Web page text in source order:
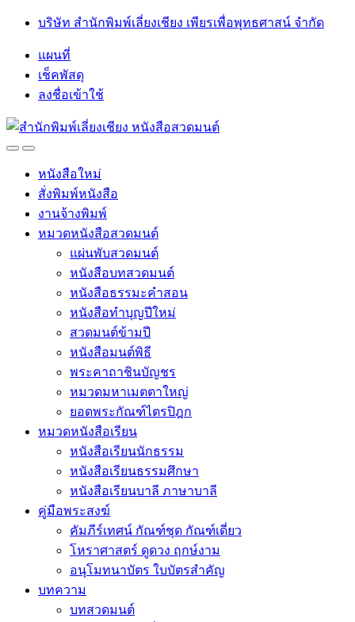
Skip
navigation
Skip
บริษัท สำนักพิมพ์เลี่ยงเชียง เพียรเพื่อพุทธศาสน์ จำกัด
แผนที่
เช็คพัสดุ
ลงชื่อเข้าใช้
OpenClose
หนังสือใหม่
สั่งพิมพ์หนังสือ
งานจ้างพิมพ์
หมวดหนังสือสวดมนต์
แผ่นพับสวดมนต์
หนังสือบทสวดมนต์
หนังสือธรรมะคำสอน
หนังสือทำบุญปีใหม่
สวดมนต์ข้ามปี
หนังสือมนต์พิธี
พระคาถาชินบัญชร
หมวดมหาเมตตาใหญ่
ยอดพระกัณฑ์ไตรปิฎก
หมวดหนังสือเรียน
หนังสือเรียนนักธรรม
หนังสือเรียนธรรมศึกษา
หนังสือเรียนบาลี ภาษาบาลี
คู่มือพระสงฆ์
คัมภีร์เทศน์ กัณฑ์ชุด กัณฑ์เดี่ยว
โหราศาสตร์ ดูดวง ฤกษ์งาม
อนุโมทนาบัตร ใบบัตรสำคัญ
บทความ
บทสวดมนต์